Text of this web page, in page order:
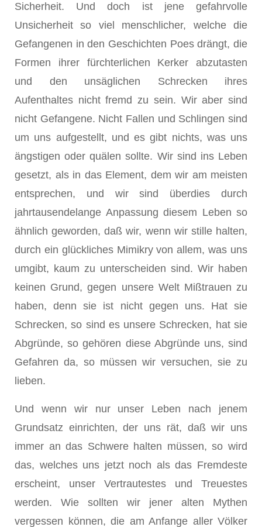
Sicherheit. Und doch ist jene gefahrvolle
Unsicherheit so viel menschlicher, welche die
Gefangenen in den Geschichten Poes drängt, die
Formen ihrer fürchterlichen Kerker abzutasten
und den unsäglichen Schrecken ihres
Aufenthaltes nicht fremd zu sein. Wir aber sind
nicht Gefangene. Nicht Fallen und Schlingen sind
um uns aufgestellt, und es gibt nichts, was uns
ängstigen oder quälen sollte. Wir sind ins Leben
gesetzt, als in das Element, dem wir am meisten
entsprechen, und wir sind überdies durch
jahrtausendelange Anpassung diesem Leben so
ähnlich geworden, daß wir, wenn wir stille halten,
durch ein glückliches Mimikry von allem, was uns
umgibt, kaum zu unterscheiden sind. Wir haben
keinen Grund, gegen unsere Welt Mißtrauen zu
haben, denn sie ist nicht gegen uns. Hat sie
Schrecken, so sind es unsere Schrecken, hat sie
Abgründe, so gehören diese Abgründe uns, sind
Gefahren da, so müssen wir versuchen, sie zu
lieben.
Und wenn wir nur unser Leben nach jenem
Grundsatz einrichten, der uns rät, daß wir uns
immer an das Schwere halten müssen, so wird
das, welches uns jetzt noch als das Fremdeste
erscheint, unser Vertrautestes und Treuestes
werden. Wie sollten wir jener alten Mythen
vergessen können, die am Anfange aller Völker